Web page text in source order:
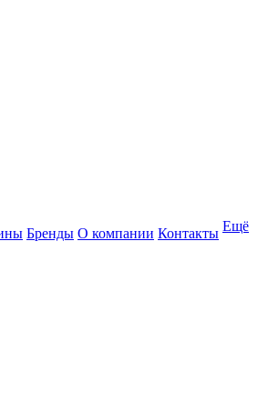
Бренды О компании Контакты Ещё